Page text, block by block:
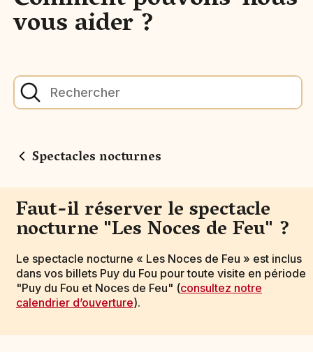
vous aider ?
Spectacles nocturnes
Faut-il réserver le spectacle
nocturne "Les Noces de Feu" ?
Le spectacle nocturne « Les Noces de Feu » est inclus
dans vos billets Puy du Fou pour toute visite en période
"Puy du Fou et Noces de Feu" (consultez notre
calendrier d’ouverture).